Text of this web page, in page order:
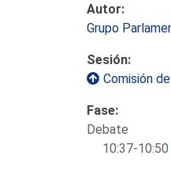
Autor:
Grupo
Sesión:
Comisión
Fase:
Debate
10:37-10:50